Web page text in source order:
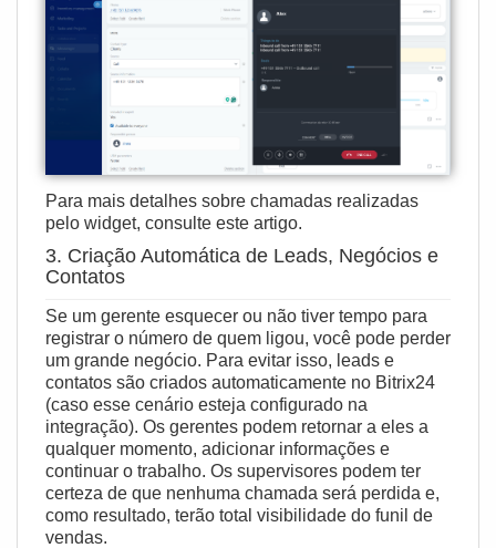
Para mais detalhes sobre chamadas realizadas
pelo widget, consulte este artigo.
3. Criação Automática de Leads, Negócios e
Contatos
Se um gerente esquecer ou não tiver tempo para
registrar o número de quem ligou, você pode perder
um grande negócio. Para evitar isso, leads e
contatos são criados automaticamente no Bitrix24
(caso esse cenário esteja configurado na
integração). Os gerentes podem retornar a eles a
qualquer momento, adicionar informações e
continuar o trabalho. Os supervisores podem ter
certeza de que nenhuma chamada será perdida e,
como resultado, terão total visibilidade do funil de
vendas.